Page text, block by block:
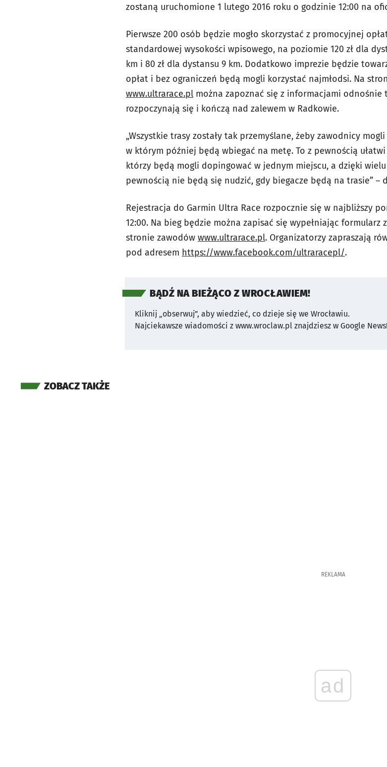
zostaną uruchomione 1 lutego 2016 roku o godzinie 12:00 na
Pierwsze 200 osób będzie mogło skorzystać z promocyjnej
standardowej wysokości wpisowego, na poziomie 120 zł dla
km i 80 zł dla dystansu 9 km. Dodatkowo imprezie będzie
opłat i bez ograniczeń będą mogli korzystać najmłodsi. Na
www.ultrarace.pl można zapoznać się z informacjami odnośnie
rozpoczynają się i kończą nad zalewem w Radkowie.
„Wszystkie trasy zostały tak przemyślane, żeby zawodnicy
w którym później będą wbiegać na metę. To z pewnością
którzy będą mogli dopingować w jednym miejscu, a dzięki
pewnością nie będą się nudzić, gdy biegacze będą na trasie” –
Rejestracja do Garmin Ultra Race rozpocznie się w najbliższy
12:00. Na bieg będzie można zapisać się wypełniając
stronie zawodów www.ultrarace.pl. Organizatorzy zapraszają
pod adresem https://www.facebook.com/ultraracepl/.
BĄDŹ NA BIEŻĄCO Z WROCŁAWIEM!
Kliknij „obserwuj”, aby wiedzieć, co dzieje się we Wrocławiu.
Najciekawsze wiadomości z www.wroclaw.pl znajdziesz w Google News!
ZOBACZ TAKŻE
REKLAMA
ad